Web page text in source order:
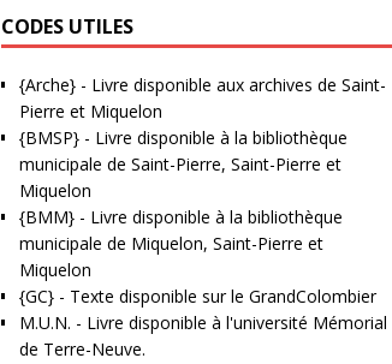
CODES UTILES
{Arche}- Livre disponible aux archives de Saint-
Pierre et Miquelon
{BMSP}- Livre disponible à la bibliothèque
municipale de Saint-Pierre, Saint-Pierre et
Miquelon
{BMM}- Livre disponible à la bibliothèque
municipale de Miquelon, Saint-Pierre et
Miquelon
{GC}- Texte disponible sur le GrandColombier
M.U.N. - Livre disponible à l'université Mémorial
de Terre-Neuve.